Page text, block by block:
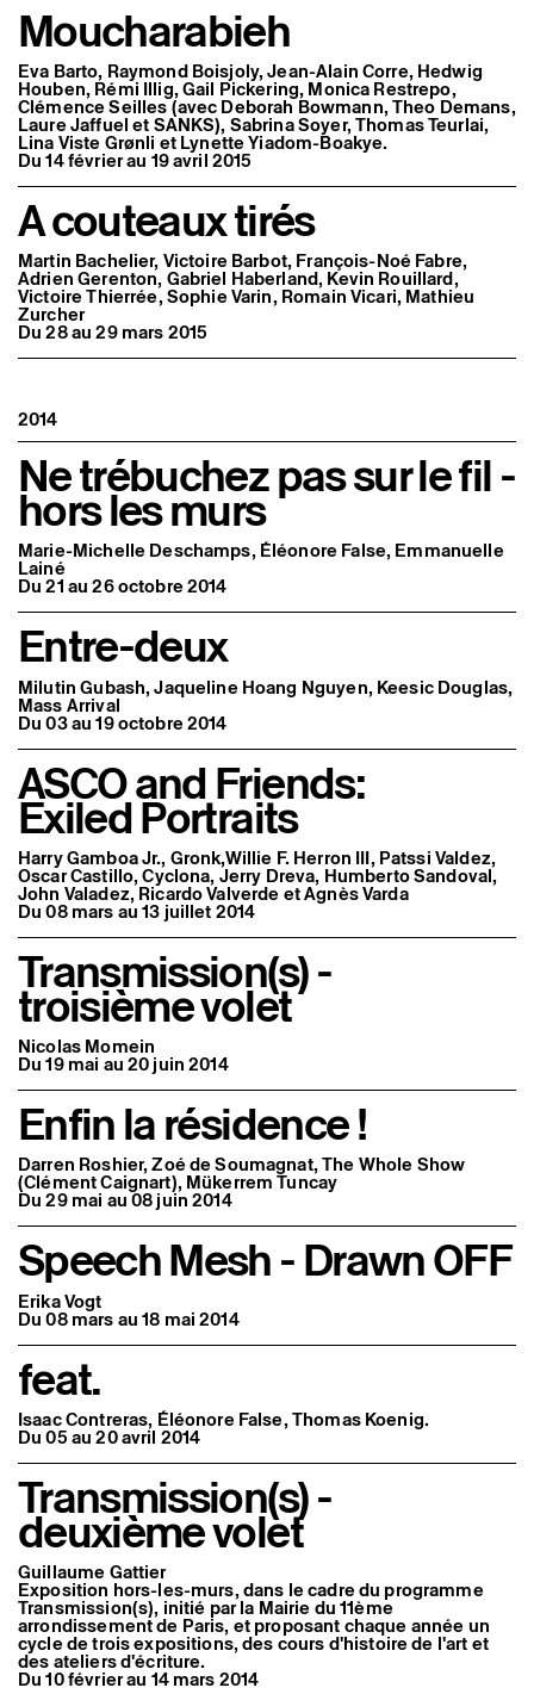
Moucharabieh
Eva Barto, Raymond Boisjoly, Jean-Alain Corre, Hedwig
Houben, Rémi Illig, Gail Pickering, Monica Restrepo,
Clémence Seilles (avec Deborah Bowmann, Theo Demans,
Laure Jaffuel et SANKS), Sabrina Soyer, Thomas Teurlai,
Lina Viste Grønli et Lynette Yiadom-Boakye.
Du 14 février au 19 avril 2015
A couteaux tirés
Martin Bachelier, Victoire Barbot, François-Noé Fabre,
Adrien Gerenton, Gabriel Haberland, Kevin Rouillard,
Victoire Thierrée, Sophie Varin, Romain Vicari, Mathieu
Zurcher
Du 28 au 29 mars 2015
2014
Ne trébuchez pas sur le fil -
hors les murs
Marie-Michelle Deschamps, Éléonore False, Emmanuelle
Lainé
Du 21 au 26 octobre 2014
Entre-deux
Milutin Gubash, Jaqueline Hoang Nguyen, Keesic Douglas,
Mass Arrival
Du 03 au 19 octobre 2014
ASCO and Friends:
Exiled Portraits
Harry Gamboa Jr., Gronk,Willie F. Herron III, Patssi Valdez,
Oscar Castillo, Cyclona, Jerry Dreva, Humberto Sandoval,
John Valadez, Ricardo Valverde et Agnès Varda
Du 08 mars au 13 juillet 2014
Transmission(s) -
troisième volet
Nicolas Momein
Du 19 mai au 20 juin 2014
Enfin la résidence !
Darren Roshier, Zoé de Soumagnat, The Whole Show
(Clément Caignart), Mükerrem Tuncay
Du 29 mai au 08 juin 2014
Speech Mesh - Drawn OFF
Erika Vogt
Du 08 mars au 18 mai 2014
feat.
Isaac Contreras, Éléonore False, Thomas Koenig.
Du 05 au 20 avril 2014
Transmission(s) -
deuxième volet
Guillaume Gattier
Exposition hors-les-murs, dans le cadre du programme
Transmission(s), initié par la Mairie du 11ème
arrondissement de Paris, et proposant chaque année un
cycle de trois expositions, des cours d'histoire de l'art et
des ateliers d'écriture.
Du 10 février au 14 mars 2014